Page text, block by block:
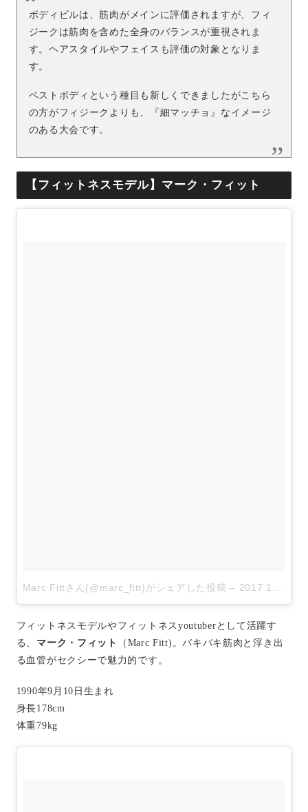
ボディビルは、筋肉がメインに評価されますが、フィ
ジークは筋肉を含めた全身のバランスが重視されま
す。ヘアスタイルやフェイスも評価の対象となりま
す。
ベストボディという種目も新しくできましたがこちら
の方がフィジークよりも、『細マッチョ』なイメージ
のある大会です。
【フィットネスモデル】マーク・フィット
Marc Fittさん(@marc_fitt)がシェアした投稿 – 2017 11月 7 2:39午後 PST
フィットネスモデルやフィットネスyoutuberとして活躍す
る、 マーク・フィット
（Marc Fitt)。バキバキ筋肉と浮き出
る血管がセクシーで魅力的です。
1990年9月10日生まれ
身長178cm
体重79kg